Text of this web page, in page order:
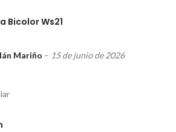
Bicolor Ws21
Mariño – 15 de junio de 2026